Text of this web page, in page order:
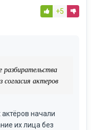
+5
согласия актеров
начали
их лица без